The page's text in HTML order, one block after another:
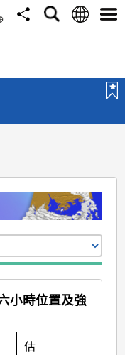
分
搜
語
選
小時位置及強
估